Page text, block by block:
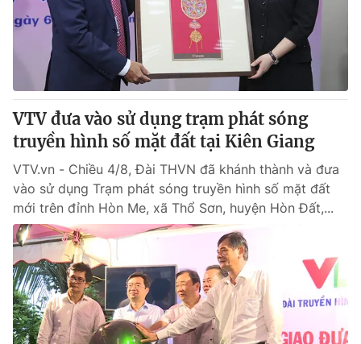
VTV đưa vào sử dụng trạm phát sóng
truyền hình số mặt đất tại Kiên Giang
VTV.vn - Chiều 4/8, Đài THVN đã khánh thành và đưa
vào sử dụng Trạm phát sóng truyền hình số mặt đất
mới trên đỉnh Hòn Me, xã Thổ Sơn, huyện Hòn Đất,...